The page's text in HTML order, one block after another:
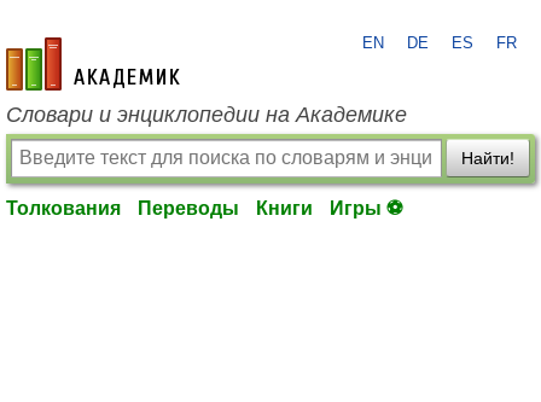
academic.ru
EN DE ES FR
Словари и энциклопедии на Академике
Найти!
Толкования Переводы Книги Игры ⚽